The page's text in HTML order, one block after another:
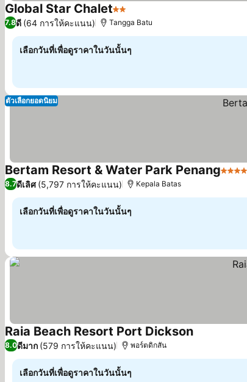
Global Star Chalet2 ดาว
7.8ดี (64 การให้คะแนน) Tangga Batu
เลือกวันที่เพื่อดูราคาในวันนั้นๆ
ตัวเลือกยอดนิยม
Bertam Resort & Water Park Penang4 ดาว
8.7ดีเลิศ (5,797 การให้คะแนน) Kepala Batas
เลือกวันที่เพื่อดูราคาในวันนั้นๆ
Raia Beach Resort Port Dickson
8.0ดีมาก (579 การให้คะแนน) พอร์ตดิกสัน
เลือกวันที่เพื่อดูราคาในวันนั้นๆ